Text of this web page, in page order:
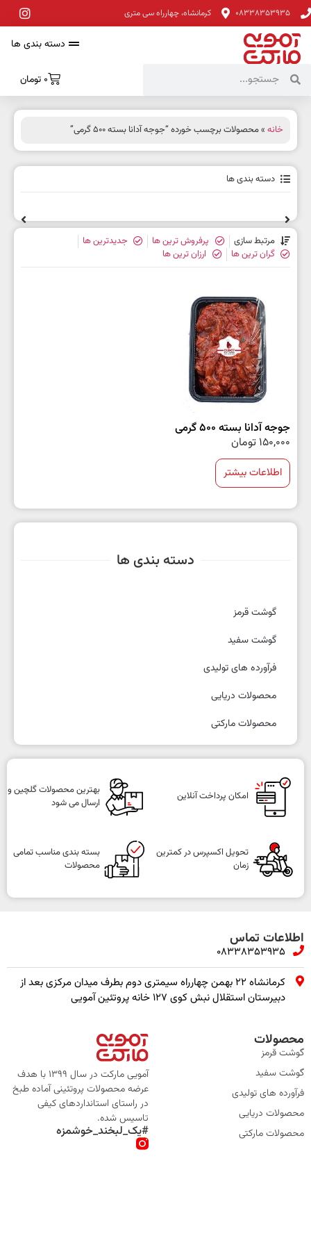
08338353935 کرمانشاه، چهارراه سی متری
دسته بندی ها
0 تومان
دسته بندی ها
گوشت قرمز
گوشت سفید
فرآورده های تولیدی
محصولات دریایی
محصولات مارکتی
خانه » محصولات برچسب خورده “جوجه آدانا بسته 500 گرمی”
دسته بندی ها
مرتبط سازی پرفروش ترین ها
جدیدترین ها
گران ترین ها
ارزان ترین ها
جوجه آدانا بسته 500 گرمی
150,000 تومان
اطلاعات بیشتر
امکان پرداخت آنلاین
بهترین محصولات گلچین و
ارسال می شود
تحویل اکسپرس در کمترین
زمان
بسته بندی مناسب تمامی
محصولات
اطلاعات تماس
08338353935
کرمانشاه ۲۲ بهمن چهارراه سیمتری دوم بطرف میدان مرکزی بعد از
دبیرستان استقلال نبش کوی ۱۲۷ خانه پروتئین آمویی
محصولات
گوشت قرمز
گوشت سفید
فرآورده های تولیدی
محصولات دریایی
محصولات مارکتی
آمویی مارکت در سال 1399 با هدف
عرضه محصولات پروتئینی آماده طبخ
در راستای استانداردهای کیفی
تاسیس شده.
#یک_لبخند_خوشمزه